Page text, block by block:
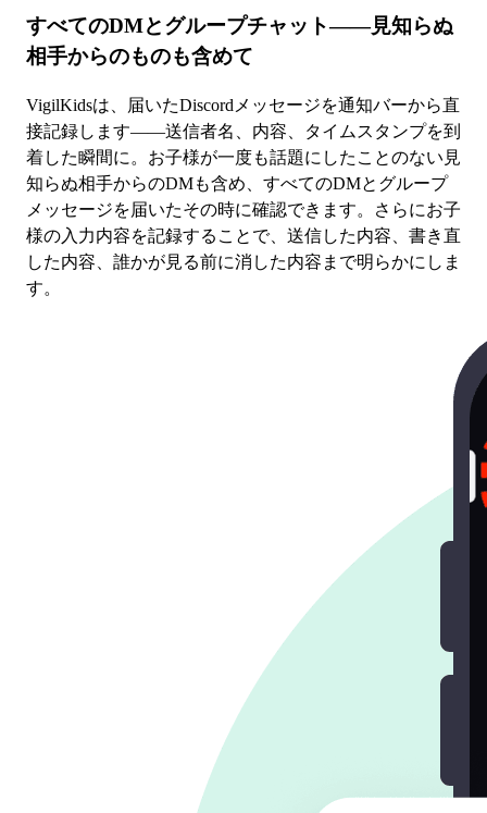
すべてのDMとグループチャット——見知らぬ
相手からのものも含めて
VigilKidsは、届いたDiscordメッセージを通知バーから直
接記録します——送信者名、内容、タイムスタンプを到
着した瞬間に。お子様が一度も話題にしたことのない見
知らぬ相手からのDMも含め、すべてのDMとグループ
メッセージを届いたその時に確認できます。さらにお子
様の入力内容を記録することで、送信した内容、書き直
した内容、誰かが見る前に消した内容まで明らかにしま
す。